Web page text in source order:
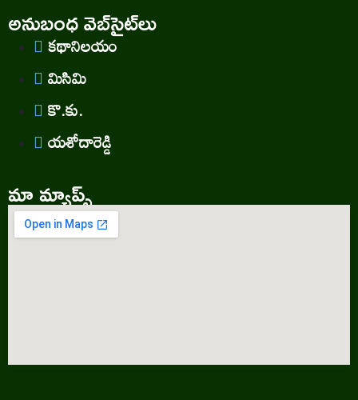
అనుబంధ వెబ్‌సైట్‌లు
కథానిలయం
మిసిమి
కొ.కు.
యశోదారెడ్డి
మా మ్యాప్స్